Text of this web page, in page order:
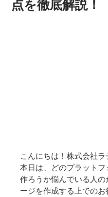
点を徹底解説！
こんにちは！株式会社ラ
本日は、どのプラット
作ろうか悩んでいる人
ージを作成する上での